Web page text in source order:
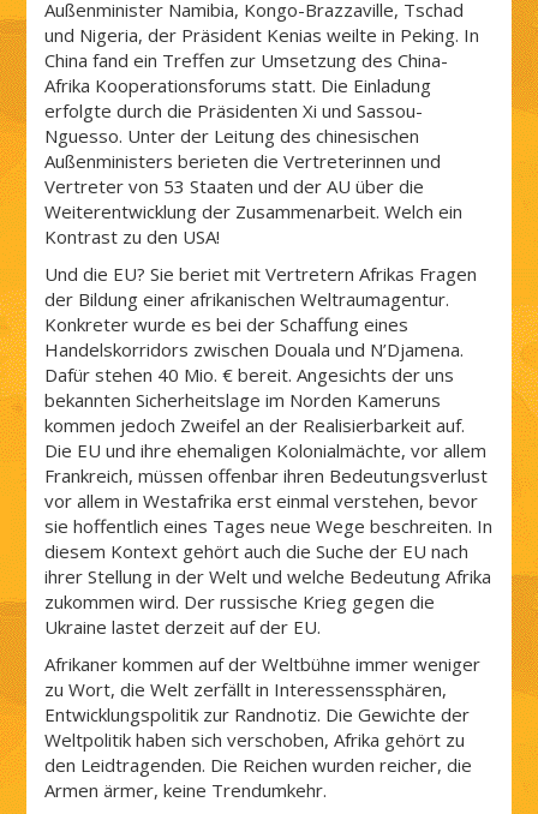
Außenminister Namibia, Kongo-Brazzaville, Tschad
und Nigeria, der Präsident Kenias weilte in Peking. In
China fand ein Treffen zur Umsetzung des China-
Afrika Kooperationsforums statt. Die Einladung
erfolgte durch die Präsidenten Xi und Sassou-
Nguesso. Unter der Leitung des chinesischen
Außenministers berieten die Vertreterinnen und
Vertreter von 53 Staaten und der AU über die
Weiterentwicklung der Zusammenarbeit. Welch ein
Kontrast zu den USA!
Und die EU? Sie beriet mit Vertretern Afrikas Fragen
der Bildung einer afrikanischen Weltraumagentur.
Konkreter wurde es bei der Schaffung eines
Handelskorridors zwischen Douala und N’Djamena.
Dafür stehen 40 Mio. € bereit. Angesichts der uns
bekannten Sicherheitslage im Norden Kameruns
kommen jedoch Zweifel an der Realisierbarkeit auf.
Die EU und ihre ehemaligen Kolonialmächte, vor allem
Frankreich, müssen offenbar ihren Bedeutungsverlust
vor allem in Westafrika erst einmal verstehen, bevor
sie hoffentlich eines Tages neue Wege beschreiten. In
diesem Kontext gehört auch die Suche der EU nach
ihrer Stellung in der Welt und welche Bedeutung Afrika
zukommen wird. Der russische Krieg gegen die
Ukraine lastet derzeit auf der EU.
Afrikaner kommen auf der Weltbühne immer weniger
zu Wort, die Welt zerfällt in Interessenssphären,
Entwicklungspolitik zur Randnotiz. Die Gewichte der
Weltpolitik haben sich verschoben, Afrika gehört zu
den Leidtragenden. Die Reichen wurden reicher, die
Armen ärmer, keine Trendumkehr.